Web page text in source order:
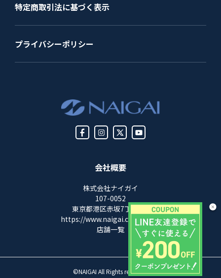
会社概要
株式会社ナイガイ
107-0052
東京都港区赤坂7丁目8-5
https://www.naigai.co.jp/corp/
店舗一覧
特定商取引法に基づく表示
プライバシーポリシー
©NAIGAI All Rights reserved.